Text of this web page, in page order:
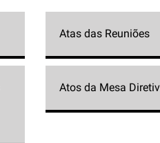
Atas das Reuniões
Atos da Mesa